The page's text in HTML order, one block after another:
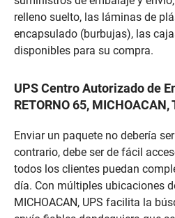
relleno suelto, las láminas de
encapsulado (burbujas), las
disponibles para su compra.
UPS Centro Autorizado de
RETORNO 65, MICHOACAN,
Enviar un paquete no debería
contrario, debe ser de fácil
todos los clientes puedan
día. Con múltiples ubicaciones
MICHOACAN, UPS facilita la